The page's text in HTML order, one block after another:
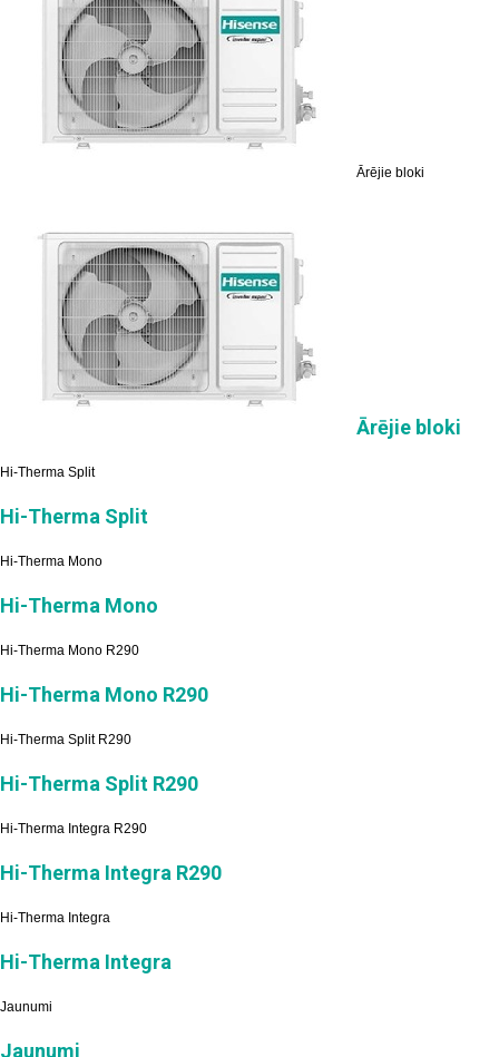
Ārējie bloki
Ārējie bloki
Hi-Therma Split
Hi-Therma Split
Hi-Therma Mono
Hi-Therma Mono
Hi-Therma Mono R290
Hi-Therma Mono R290
Hi-Therma Split R290
Hi-Therma Split R290
Hi-Therma Integra R290
Hi-Therma Integra R290
Hi-Therma Integra
Hi-Therma Integra
Jaunumi
Jaunumi